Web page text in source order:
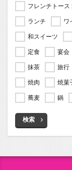
フレンチトース
ランチ
ワ
和スイーツ
定食
宴会
抹茶
旅行
焼肉
焼菓
蕎麦
鍋
検索